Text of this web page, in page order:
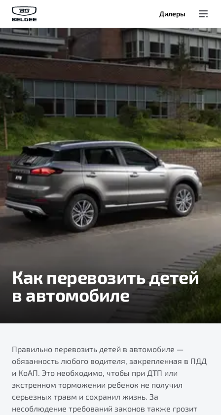
Модели
Владельцам
О Belgee
Служба клиентской поддержки
8 800 511 95 25
Автомобили в наличии
Дилеры
Как перевозить детей
в автомобиле
Правильно перевозить детей в автомобиле —
обязанность любого водителя, закрепленная в ПДД
и КоАП. Это необходимо, чтобы при ДТП или
экстренном торможении ребенок не получил
серьезных травм и сохранил жизнь. За
несоблюдение требований законов также грозит